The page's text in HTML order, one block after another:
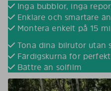
Inga bubblor, inga
Enklare och smartare
Montera enkelt på 15
Tona dina bilrutor utan
Färdigskurna för
Bättre än solfilm